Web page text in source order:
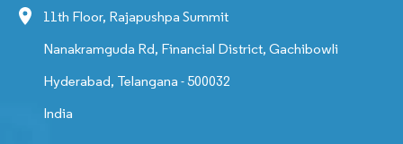
11th Floor, Rajapushpa Summit
Nanakramguda Rd, Financial District, Gachibowli
Hyderabad, Telangana - 500032
India